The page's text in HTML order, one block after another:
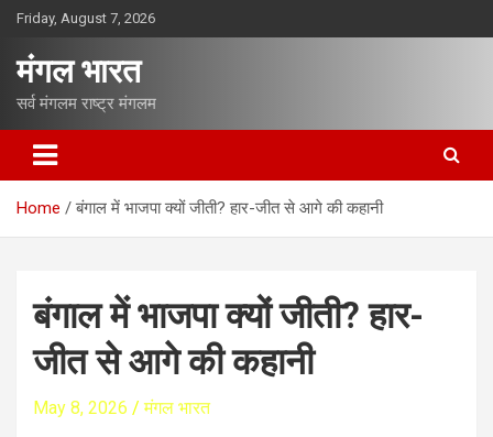
o
e
Friday, August 7, 2026
मंगल भारत
सर्व मंगलम राष्ट्र मंगलम
Home बंगाल में भाजपा क्यों जीती? हार-जीत से आगे की कहानी
बंगाल में भाजपा क्यों जीती? हार-
जीत से आगे की कहानी
May 8, 2026 मंगल भारत